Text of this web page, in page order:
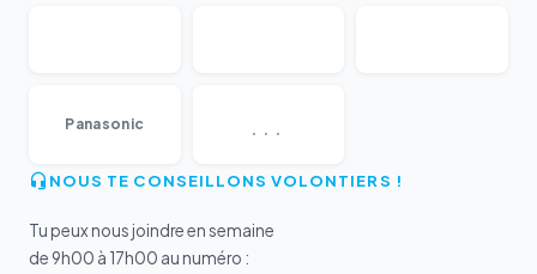
Panasonic ...
NOUS TE CONSEILLONS VOLONTIERS !
Tu peux nous joindre en semaine
de 9h00 à 17h00 au numéro :